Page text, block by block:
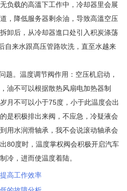
负载的高溫下工作中，冷却器里会展
，降低服务器剩余油，导致高溫空压
卸后，从冷却器進口处引入积炭涤荡
自来水跟髙压管路吹洗，直至水越来
。温度调节阀作用：空压机启动，
油不可以根据散热风扇电加热器制
月不可以小于75度，小于此温度会出
是积极排出来阀，不应急，冷疑液会
用水润滑轴承，我不会说滚动轴承会
80度时，温度掌权阀会积极开启汽车
冷，进而使温度着陆。
高工作效率